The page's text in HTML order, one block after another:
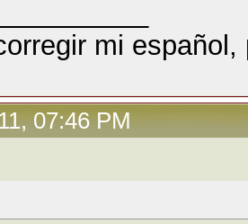
mi
07:46 PM